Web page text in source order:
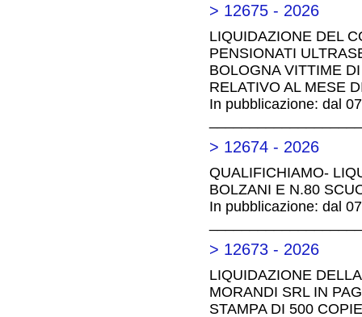
> 12675 - 2026
LIQUIDAZIONE DEL
PENSIONATI
BOLOGNA VITTIME
RELATIVO AL MESE
In pubblicazione: dal
> 12674 - 2026
QUALIFICHIAMO-
BOLZANI E N.80
In pubblicazione: dal
> 12673 - 2026
LIQUIDAZIONE
MORANDI SRL IN
STAMPA DI 500